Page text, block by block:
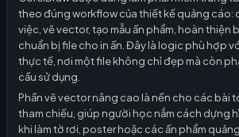
theo đúng workflow của thiết kế quảng cáo:
việc, vẽ vector, tạo mẫu ấn phẩm, hoàn thiện
chuẩn bị file cho in ấn. Đây là logic phù hợp
thực tế, nơi một file không chỉ đẹp mà còn
cầu sử dụng.
Phần vẽ vector nâng cao là nền cho các bài
tham chiếu, giúp người học nắm cách dựng
khi làm tờ rơi, poster hoặc các ấn phẩm